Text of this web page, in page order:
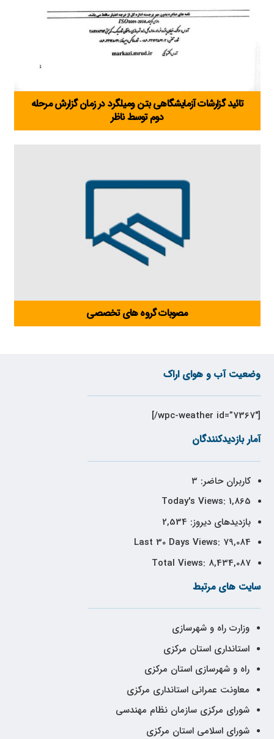
تائید گزارشات آزمایشگاهی بتن ومیلگرد در زمان گزارش مرحله
دوم توسط ناظر
مصوبات گروه های تخصصی
وضعیت آب و هوای اراک
[wpc-weather id=”7367″/]
آمار بازدیدکنندگان
کاربران حاضر: 3
Today's Views: 1,865
بازدیدهای دیروز: 2,534
Last 30 Days Views: 79,084
Total Views: 8,434,087
سایت های مرتبط
وزارت راه و شهرسازی
استانداری استان مرکزی
راه و شهرسازی استان مرکزی
معاونت عمرانی استانداری مرکزی
شورای مرکزی سازمان نظام مهندسی
شورای اسلامی استان مرکزی